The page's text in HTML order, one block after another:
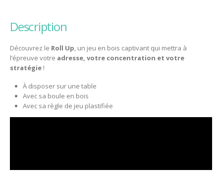
description
Découvrez le Roll Up, un jeu en bois captivant qui mettra à
l’épreuve votre adresse, votre concentration et votre
stratégie !
À disposer sur une table
Avec sa boule en bois
Avec sa règle de jeu plastifiée